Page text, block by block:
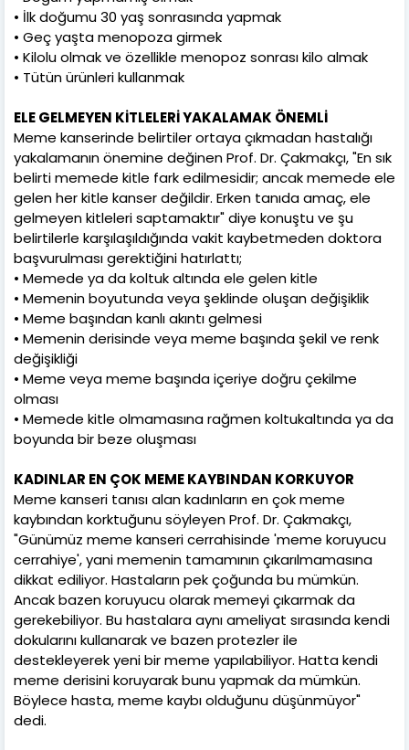
• İlk doğumu 30 yaş sonrasında yapmak
• Geç yaşta menopoza girmek
• Kilolu olmak ve özellikle menopoz sonrası kilo almak
• Tütün ürünleri kullanmak
ELE GELMEYEN KİTLELERİ YAKALAMAK ÖNEMLİ
Meme kanserinde belirtiler ortaya çıkmadan hastalığı
yakalamanın önemine değinen Prof. Dr. Çakmakçı, "En sık
belirti memede kitle fark edilmesidir; ancak memede ele
gelen her kitle kanser değildir. Erken tanıda amaç, ele
gelmeyen kitleleri saptamaktır" diye konuştu ve şu
belirtilerle karşılaşıldığında vakit kaybetmeden doktora
başvurulması gerektiğini hatırlattı;
• Memede ya da koltuk altında ele gelen kitle
• Memenin boyutunda veya şeklinde oluşan değişiklik
• Meme başından kanlı akıntı gelmesi
• Memenin derisinde veya meme başında şekil ve renk
değişikliği
• Meme veya meme başında içeriye doğru çekilme
olması
• Memede kitle olmamasına rağmen koltukaltında ya da
boyunda bir beze oluşması
KADINLAR EN ÇOK MEME KAYBINDAN KORKUYOR
Meme kanseri tanısı alan kadınların en çok meme
kaybından korktuğunu söyleyen Prof. Dr. Çakmakçı,
"Günümüz meme kanseri cerrahisinde 'meme koruyucu
cerrahiye', yani memenin tamamının çıkarılmamasına
dikkat ediliyor. Hastaların pek çoğunda bu mümkün.
Ancak bazen koruyucu olarak memeyi çıkarmak da
gerekebiliyor. Bu hastalara aynı ameliyat sırasında kendi
dokularını kullanarak ve bazen protezler ile
destekleyerek yeni bir meme yapılabiliyor. Hatta kendi
meme derisini koruyarak bunu yapmak da mümkün.
Böylece hasta, meme kaybı olduğunu düşünmüyor"
dedi.